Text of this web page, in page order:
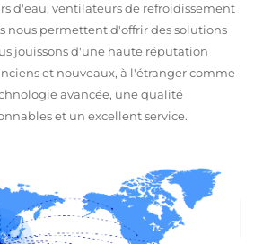
d'eau, ventilateurs de refroidissement
nous permettent d'offrir des solutions
jouissons d'une haute réputation
et nouveaux, à l'étranger comme
avancée, une qualité
et un excellent service.